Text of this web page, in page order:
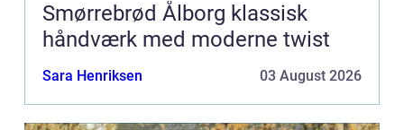
Smørrebrød Ålborg klassisk
håndværk med moderne twist
Sara Henriksen 03 August 2026